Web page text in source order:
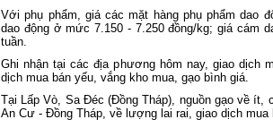
Với phụ phẩm, giá các mặt hàng phụ phẩm dao
dao động ở mức 7.150 - 7.250 đồng/kg; giá cám
tuần.
Ghi nhận tại các địa phương hôm nay, giao dịch
dịch mua bán yếu, vắng kho mua, gạo bình giá.
Tại Lấp Vò, Sa Đéc (Đồng Tháp), nguồn gạo về
An Cư - Đồng Tháp, về lượng lai rai, giao dịch mua